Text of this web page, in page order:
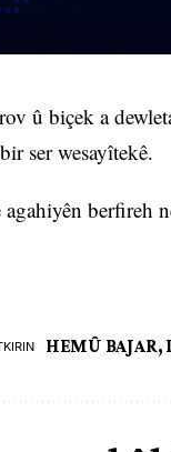
û biçek a
ser wesayîtekê.
agahiyên berfireh
HEMÛ BAJAR,